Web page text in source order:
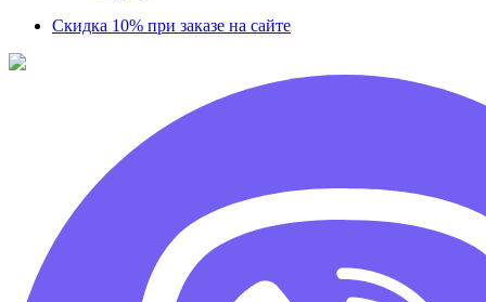
Скидка 10% при заказе на сайте